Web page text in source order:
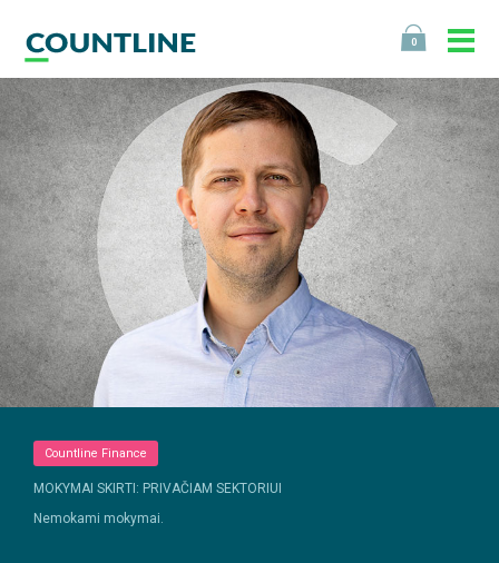
0
Countline Finance
MOKYMAI SKIRTI: PRIVAČIAM SEKTORIUI
Nemokami mokymai.